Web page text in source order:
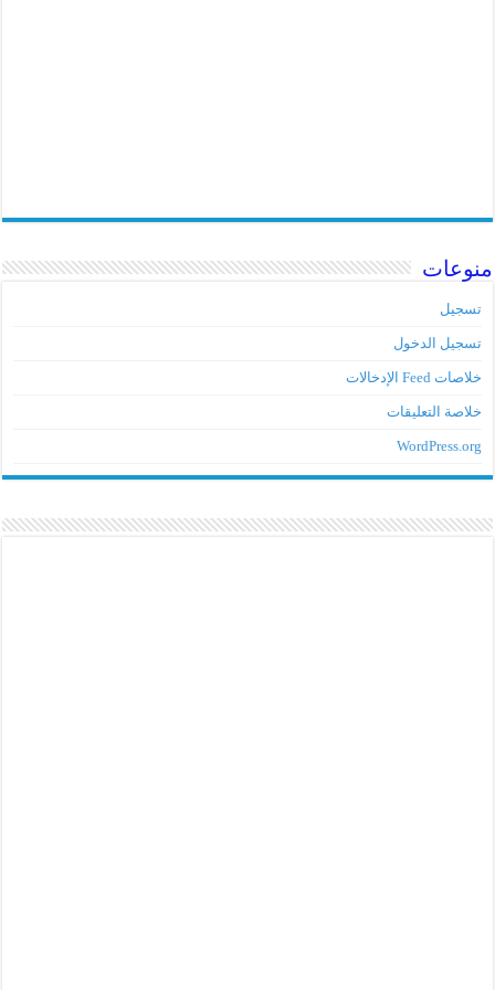
منوعات
تسجيل
تسجيل الدخول
خلاصات Feed الإدخالات
خلاصة التعليقات
WordPress.org